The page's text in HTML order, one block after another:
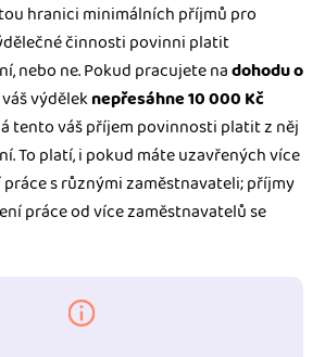
hranici minimálních příjmů pro
činnosti povinni platit
nebo ne. Pokud pracujete nadohodu o
výděleknepřesáhne 10 000 Kč
tento váš příjem povinnosti platit z něj
To platí, i pokud máte uzavřených více
s různými zaměstnavateli; příjmy
práce od více zaměstnavatelů se